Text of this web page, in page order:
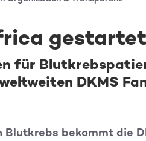
gestartet
für
DKMS
Blutkrebs bekommt die